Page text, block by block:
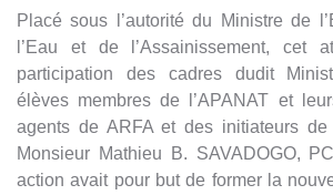
Placé sous l’autorité du Ministre de
l’Eau et de l’Assainissement, cet
participation des cadres dudit
élèves membres de l’APANAT et
agents de ARFA et des initiateurs
Monsieur Mathieu B. SAVADOGO,
action avait pour but de former la